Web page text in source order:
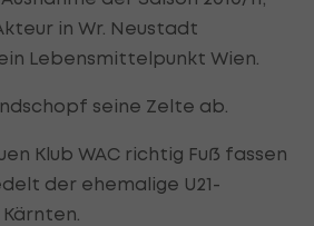
in Wr. Neustadt
Lebensmittelpunkt Wien.
seine Zelte ab.
Klub WAC richtig Fuß fassen
der ehemalige U21-